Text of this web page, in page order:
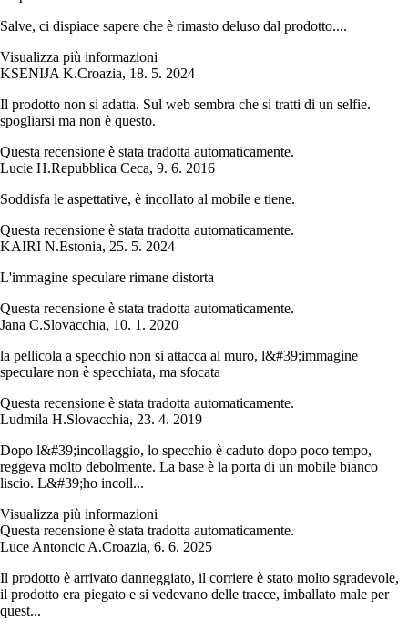
Salve, ci dispiace sapere che è rimasto deluso dal prodotto....
Visualizza più informazioni
KSENIJA K.Croazia, 18. 5. 2024
Il prodotto non si adatta. Sul web sembra che si tratti di un selfie.
spogliarsi ma non è questo.
Questa recensione è stata tradotta automaticamente.
Lucie H.Repubblica Ceca, 9. 6. 2016
Soddisfa le aspettative, è incollato al mobile e tiene.
Questa recensione è stata tradotta automaticamente.
KAIRI N.Estonia, 25. 5. 2024
L'immagine speculare rimane distorta
Questa recensione è stata tradotta automaticamente.
Jana C.Slovacchia, 10. 1. 2020
la pellicola a specchio non si attacca al muro, l&#39;immagine
speculare non è specchiata, ma sfocata
Questa recensione è stata tradotta automaticamente.
Ludmila H.Slovacchia, 23. 4. 2019
Dopo l&#39;incollaggio, lo specchio è caduto dopo poco tempo,
reggeva molto debolmente. La base è la porta di un mobile bianco
liscio. L&#39;ho incoll...
Visualizza più informazioni
Questa recensione è stata tradotta automaticamente.
Luce Antoncic A.Croazia, 6. 6. 2025
Il prodotto è arrivato danneggiato, il corriere è stato molto sgradevole,
il prodotto era piegato e si vedevano delle tracce, imballato male per
quest...